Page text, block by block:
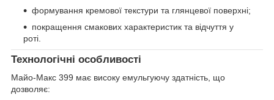
формування кремової текстури та глянцевої поверхні;
покращення смакових характеристик та відчуття у
роті.
Технологічні особливості
Майо-Макс 399 має високу емульгуючу здатність, що
дозволяє: